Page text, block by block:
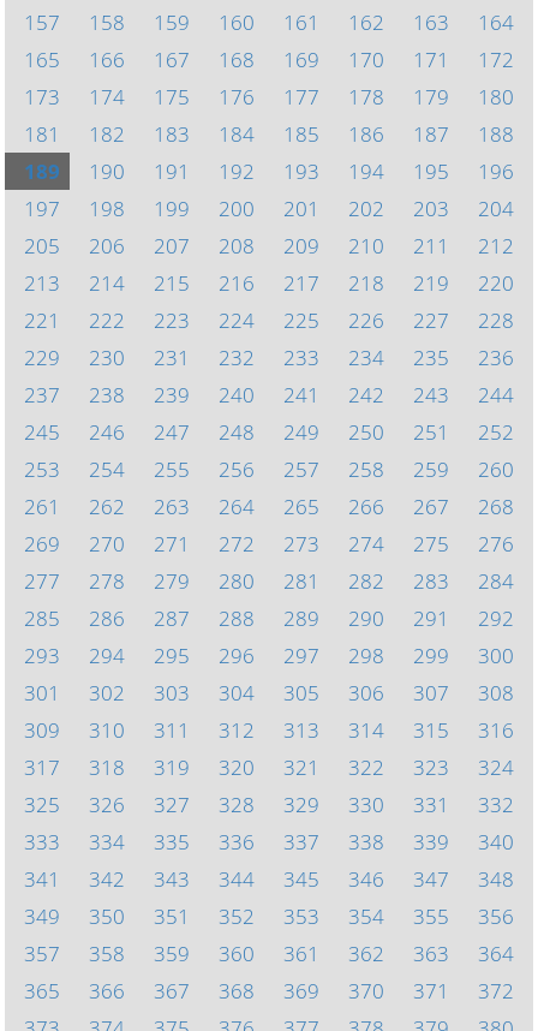
157
158 159 160 161 162 163
164
165
166 167 168 169 170 171
172
173
174 175 176 177 178 179
180
181
182 183 184 185 186 187
188
189
190 191 192 193 194 195
196
197
198 199 200 201 202 203
204
205
206 207 208 209 210 211
212
213
214 215 216 217 218 219
220
221
222 223 224 225 226 227
228
229
230 231 232 233 234 235
236
237
238 239 240 241 242 243
244
245
246 247 248 249 250 251
252
253
254 255 256 257 258 259
260
261
262 263 264 265 266 267
268
269
270 271 272 273 274 275
276
277
278 279 280 281 282 283
284
285
286 287 288 289 290 291
292
293
294 295 296 297 298 299
300
301
302 303 304 305 306 307
308
309
310 311 312 313 314 315
316
317
318 319 320 321 322 323
324
325
326 327 328 329 330 331
332
333
334 335 336 337 338 339
340
341
342 343 344 345 346 347
348
349
350 351 352 353 354 355
356
357
358 359 360 361 362 363
364
365
366 367 368 369 370 371
372